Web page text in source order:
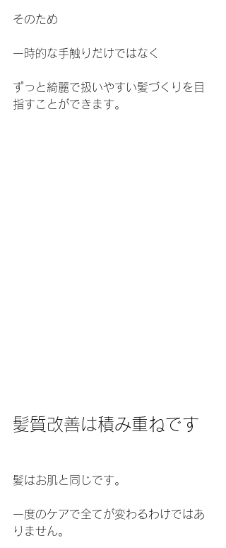
そのため
一時的な手触りだけではなく
ずっと綺麗で扱いやすい髪づくりを目
指すことができます。
髪質改善は積み重ねです
髪はお肌と同じです。
一度のケアで全てが変わるわけではあ
りません。